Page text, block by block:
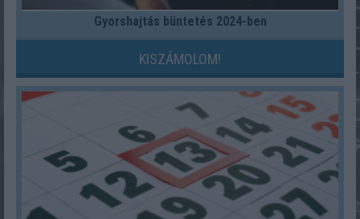
Gyorshajtás büntetés 2024-ben
KISZÁMOLOM!